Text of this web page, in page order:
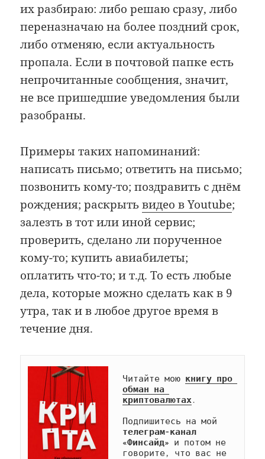
их разбираю: либо решаю сразу, либо
переназначаю на более поздний срок,
либо отменяю, если актуальность
пропала. Если в почтовой папке есть
непрочитанные сообщения, значит,
не все пришедшие уведомления были
разобраны.
Примеры таких напоминаний:
написать письмо; ответить на письмо;
позвонить кому-то; поздравить с днём
рождения; раскрытьвидео в Youtube;
залезть в тот или иной сервис;
проверить, сделано ли порученное
кому-то; купить авиабилеты;
оплатить что-то; и т.д. То есть любые
дела, которые можно сделать как в 9
утра, так и в любое другое время в
течение дня.
Читайте мою книгу про
обман на
криптовалютах .
телеграм-канал
«Финсайд» и потом не
говорите, что вас не